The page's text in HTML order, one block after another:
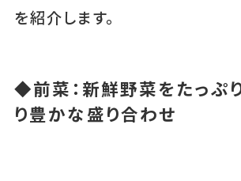
を紹介します。
◆前菜：新鮮野菜をたっぷ
り豊かな盛り合わせ